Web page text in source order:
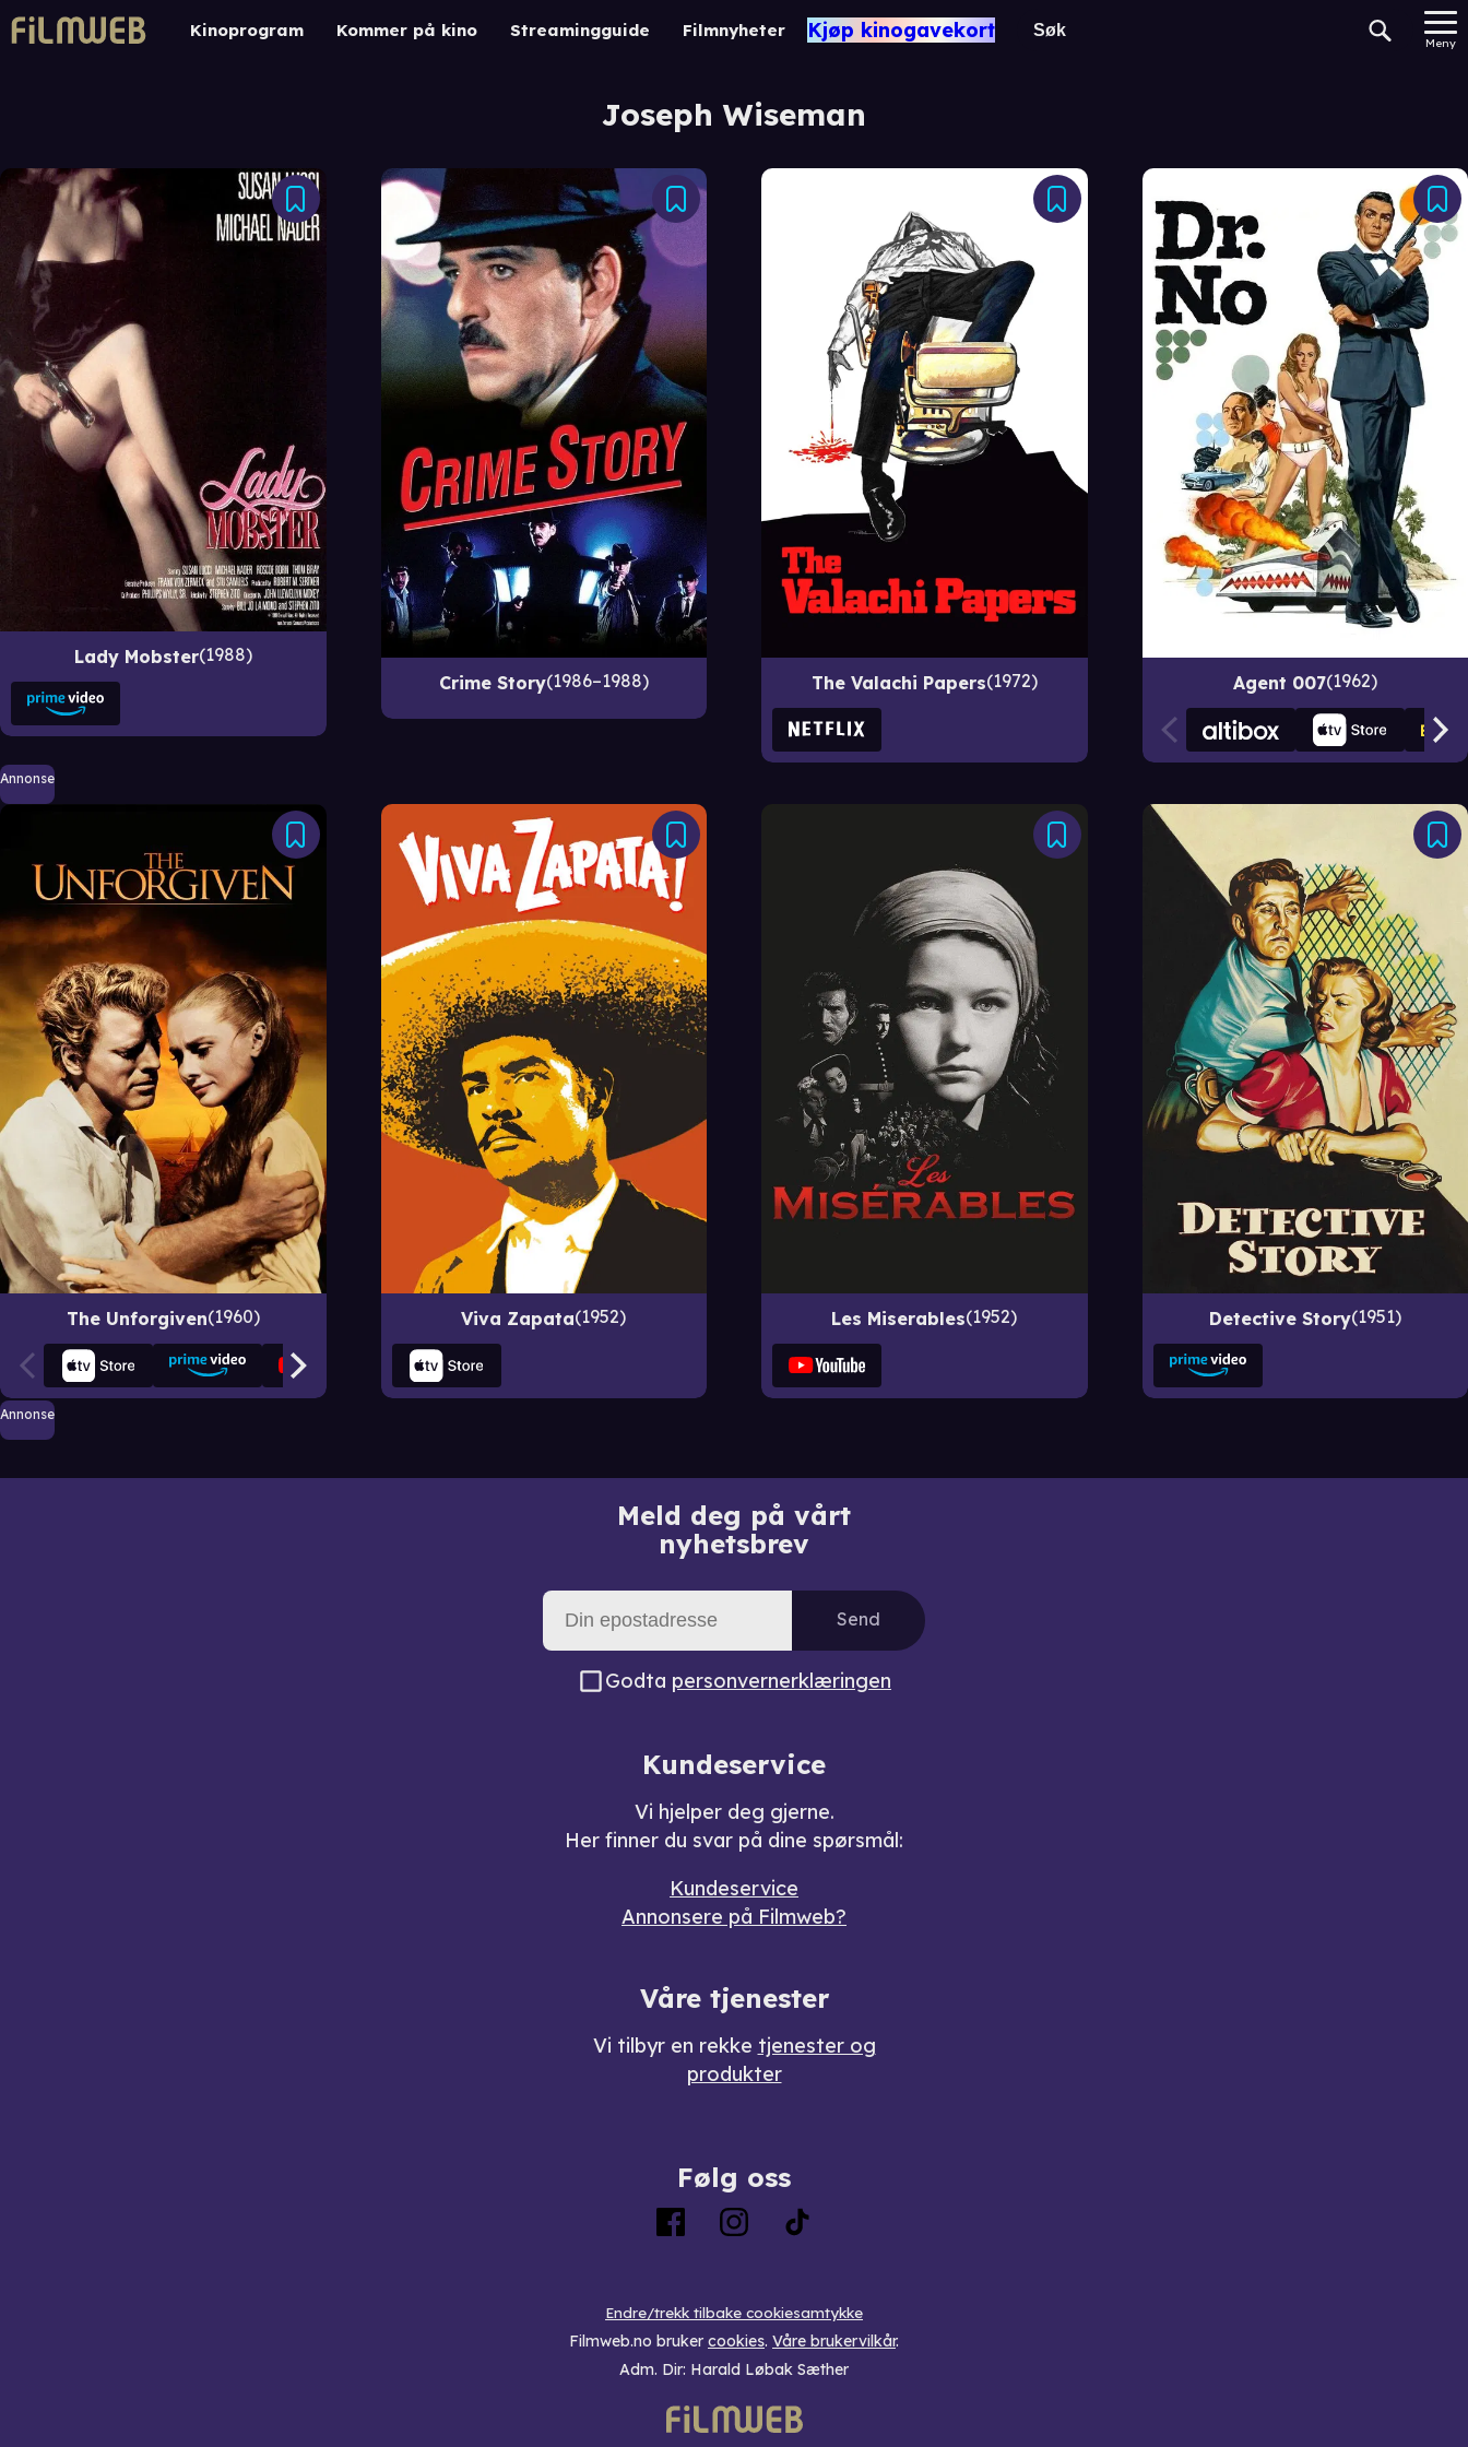
Kinoprogram Kommer på kino Streamingguide Filmnyheter Kjøp kinogavekort
Meny
Joseph Wiseman
Lady Mobster 1988
Crime Story 1986–1988 The Valachi Papers 1972 Agent 007 1962
Annonse
The Unforgiven 1960 Viva Zapata 1952 Les Miserables 1952 Detective Story 1951
Annonse
Meld deg på vårt
nyhetsbrev
Send
Godta personvernerklæringen
Kundeservice
Vi hjelper deg gjerne.
Her finner du svar på dine spørsmål:
Kundeservice
Annonsere på Filmweb?
Våre tjenester
Vi tilbyr en rekke tjenester og
produkter
Følg oss
Endre/trekk tilbake cookiesamtykke
Filmweb.no bruker cookies. Våre brukervilkår.
Adm. Dir: Harald Løbak Sæther